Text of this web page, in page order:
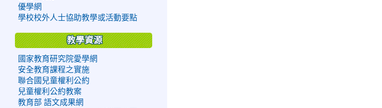
優學網
學校校外人士協助教學或活動要點
教學資源
國家教育研究院愛學網
安全教育課程之實施
聯合國兒童權利公約
兒童權利公約教案
教育部 語文成果網